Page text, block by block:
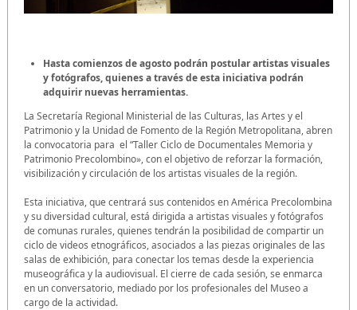
Hasta comienzos de agosto podrán postular artistas visuales
y fotógrafos, quienes a través de esta iniciativa podrán
adquirir nuevas herramientas.
La Secretaría Regional Ministerial de las Culturas, las Artes y el
Patrimonio y la Unidad de Fomento de la Región Metropolitana, abren
la convocatoria para el “Taller Ciclo de Documentales Memoria y
Patrimonio Precolombino», con el objetivo de reforzar la formación,
visibilización y circulación de los artistas visuales de la región.
Esta iniciativa, que centrará sus contenidos en América Precolombina
y su diversidad cultural, está dirigida a artistas visuales y fotógrafos
de comunas rurales, quienes tendrán la posibilidad de compartir un
ciclo de videos etnográficos, asociados a las piezas originales de las
salas de exhibición, para conectar los temas desde la experiencia
museográfica y la audiovisual. El cierre de cada sesión, se enmarca
en un conversatorio, mediado por los profesionales del Museo a
cargo de la actividad.